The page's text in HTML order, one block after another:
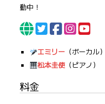
動中！
エミリー （ボーカル）
松本圭使（ピアノ）
料金